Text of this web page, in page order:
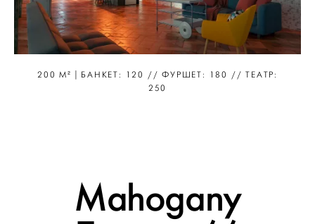
200 М² | БАНКЕТ: 120 // ФУРШЕТ: 180 // ТЕАТР:
250
Mahogany